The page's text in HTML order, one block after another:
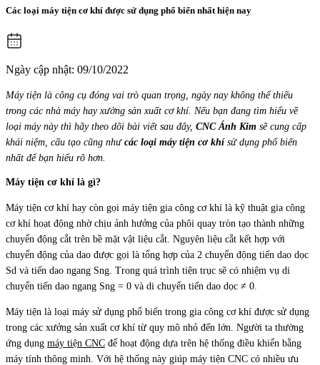
Các loại máy tiện cơ khí được sử dụng phổ biến nhất hiện nay
Ngày cập nhật: 09/10/2022
Máy tiện là công cụ đóng vai trò quan trọng, ngày nay không thể thiếu
trong các nhà máy hay xưởng sản xuất cơ khí. Nếu bạn đang tìm hiểu về
loại máy này thì hãy theo dõi bài viết sau đây, CNC Ánh Kim sẽ cung cấp
khái niệm, cấu tạo cũng như các loại máy tiện cơ khísử dụng phổ biến
nhất để bạn hiểu rõ hơn.
Máy tiện cơ khí là gì?
Máy tiện cơ khí hay còn gọi máy tiện gia công cơ khí là kỹ thuật gia công
cơ khí hoạt động nhờ chịu ảnh hưởng của phôi quay tròn tạo thành những
chuyển động cắt trên bề mặt vật liệu cắt. Nguyên liệu cắt kết hợp với
chuyển động của dao được gọi là tổng hợp của 2 chuyển động tiến dao dọc
Sd và tiến dao ngang Sng. Trong quá trình tiện trục sẽ có nhiệm vụ di
chuyển tiến dao ngang Sng = 0 và di chuyển tiến dao dọc ≠ 0.
Máy tiện là loại máy sử dụng phổ biến trong gia công cơ khí được sử dụng
trong các xưởng sản xuất cơ khí từ quy mô nhỏ đến lớn. Người ta thường
ứng dụng máy tiện CNC để hoạt động dựa trên hệ thống điều khiển bằng
máy tính thông minh. Với hệ thống này giúp máy tiện CNC có nhiều ưu